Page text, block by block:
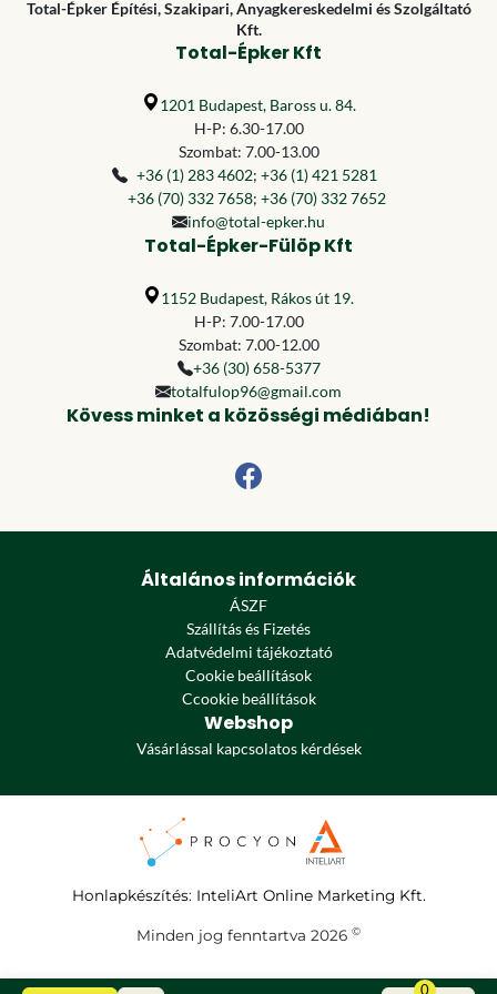
0
Total-Épker Építési, Szakipari, Anyagkereskedelmi és Szolgáltató
Kft.
Total-Épker Kft
1201 Budapest, Baross u. 84.
H-P: 6.30-17.00
Szombat: 7.00-13.00
+36 (1) 283 4602; +36 (1) 421 5281
+36 (70) 332 7658; +36 (70) 332 7652
info@total-epker.hu
Total-Épker-Fülöp Kft
1152 Budapest, Rákos út 19.
H-P: 7.00-17.00
Szombat: 7.00-12.00
+36 (30) 658-5377
totalfulop96@gmail.com
Kövess minket a közösségi médiában!
Általános információk
ÁSZF
Szállítás és Fizetés
Adatvédelmi tájékoztató
Cookie beállítások
Ccookie beállítások
Webshop
Vásárlással kapcsolatos kérdések
Honlapkészítés: InteliArt Online Marketing Kft.
Minden jog fenntartva 2026 ©